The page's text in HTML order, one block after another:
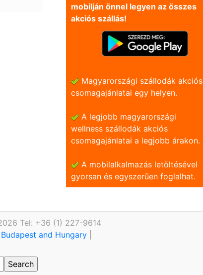
mobilján önnel legyen az összes
akciós szállás!
Magyarországi szállodák akciós
csomagajánlatai egy helyen.
A legjobb magyarországi
wellness szállodák akciós
csomagajánlatai a legjobb árakon.
A mobilalkalmazás letöltésével
gyorsan és egyszerũen foglalhat.
Tel: +36 (1) 227-9614
and Hungary